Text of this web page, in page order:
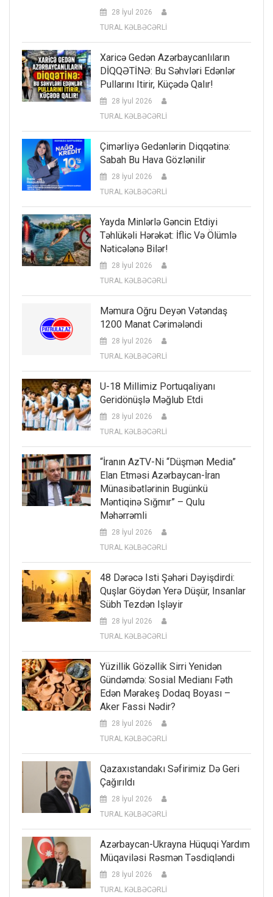
28 İyul 2026
TURAL KƏLBƏCƏRLİ
Xaricə Gedən Azərbaycanlıların
DİQQƏTİNƏ: Bu Səhvləri Edənlər
Pullarını Itirir, Küçədə Qalır!
28 İyul 2026
TURAL KƏLBƏCƏRLİ
Çimərliyə Gedənlərin Diqqətinə:
Sabah Bu Hava Gözlənilir
28 İyul 2026
TURAL KƏLBƏCƏRLİ
Yayda Minlərlə Gəncin Etdiyi
Təhlükəli Hərəkət: İflic Və Ölümlə
Nəticələnə Bilər!
28 İyul 2026
TURAL KƏLBƏCƏRLİ
Məmura Oğru Deyən Vətəndaş
1200 Manat Cərimələndi
28 İyul 2026
TURAL KƏLBƏCƏRLİ
U-18 Millimiz Portuqaliyanı
Geridönüşlə Məğlub Etdi
28 İyul 2026
TURAL KƏLBƏCƏRLİ
“İranın AzTV-Ni “düşmən Media”
Elan Etməsi Azərbaycan-İran
Münasibətlərinin Bugünkü
Məntiqinə Sığmır” – Qulu
Məhərrəmli
28 İyul 2026
TURAL KƏLBƏCƏRLİ
48 Dərəcə Isti Şəhəri Dəyişdirdi:
Quşlar Göydən Yerə Düşür, Insanlar
Sübh Tezdən Işləyir
28 İyul 2026
TURAL KƏLBƏCƏRLİ
Yüzillik Gözəllik Sirri Yenidən
Gündəmdə: Sosial Medianı Fəth
Edən Mərakeş Dodaq Boyası –
Aker Fassi Nədir?
28 İyul 2026
TURAL KƏLBƏCƏRLİ
Qazaxıstandakı Səfirimiz Də Geri
Çağırıldı
28 İyul 2026
TURAL KƏLBƏCƏRLİ
Azərbaycan-Ukrayna Hüquqi Yardım
Müqaviləsi Rəsmən Təsdiqləndi
28 İyul 2026
TURAL KƏLBƏCƏRLİ